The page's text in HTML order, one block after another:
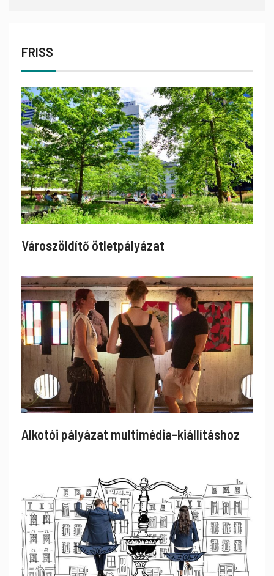
FRISS
Városzöldítő ötletpályázat
Alkotói pályázat multimédia-kiállításhoz